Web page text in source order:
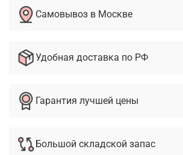
Самовывоз в Москве
Удобная доставка по РФ
Гарантия лучшей цены
Большой складской запас